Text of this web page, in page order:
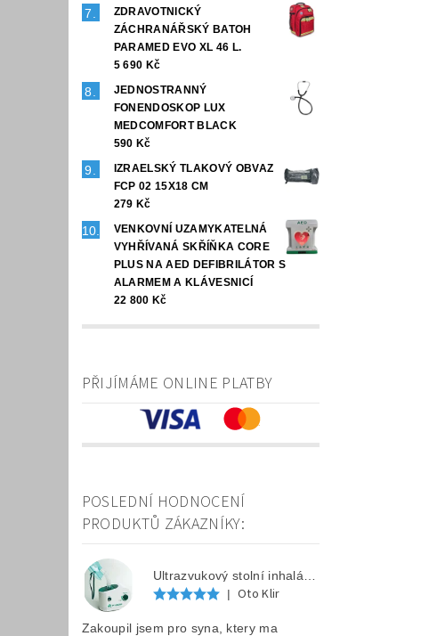
ZDRAVOTNICKÝ
ZÁCHRANÁŘSKÝ BATOH
PARAMED EVO XL 46 L.
5 690 Kč
JEDNOSTRANNÝ
FONENDOSKOP LUX
MEDCOMFORT BLACK
590 Kč
IZRAELSKÝ TLAKOVÝ OBVAZ
FCP 02 15X18 CM
279 Kč
VENKOVNÍ UZAMYKATELNÁ
VYHŘÍVANÁ SKŘÍŇKA CORE
PLUS NA AED DEFIBRILÁTOR S
ALARMEM A KLÁVESNICÍ
22 800 Kč
PŘIJÍMÁME ONLINE PLATBY
POSLEDNÍ HODNOCENÍ
PRODUKTŮ ZÁKAZNÍKY:
| Oto Klir
Zakoupil jsem pro syna, ktery ma